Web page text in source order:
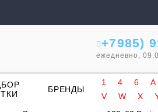
+7985)
ежедневно,
БРЕНДЫ
1 4 6 A
V
W X